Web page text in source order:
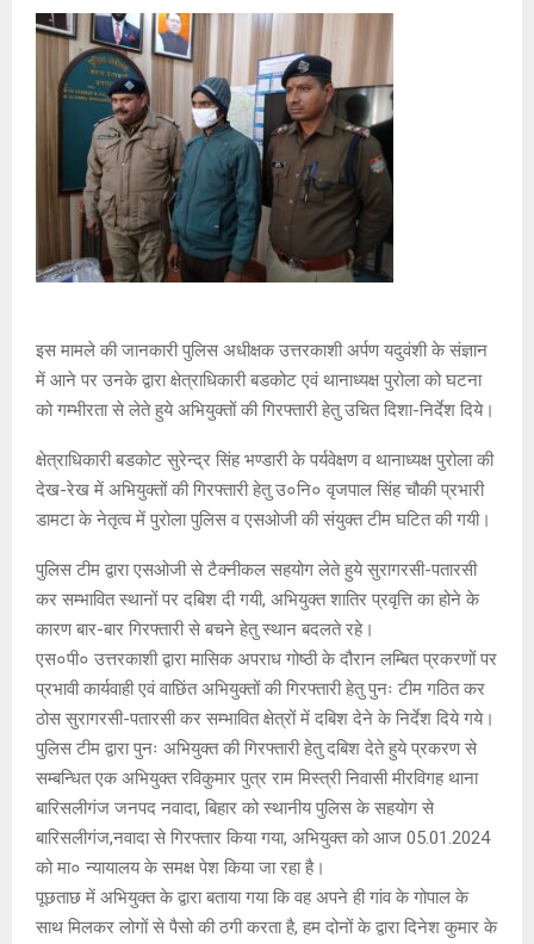
इस मामले की जानकारी पुलिस अधीक्षक उत्तरकाशी अर्पण यदुवंशी के संज्ञान
में आने पर उनके द्वारा क्षेत्राधिकारी बडकोट एवं थानाध्यक्ष पुरोला को घटना
को गम्भीरता से लेते हुये अभियुक्तों की गिरफ्तारी हेतु उचित दिशा-निर्देश दिये।
क्षेत्राधिकारी बडकोट सुरेन्द्र सिंह भण्डारी के पर्यवेक्षण व थानाध्यक्ष पुरोला की
देख-रेख में अभियुक्तों की गिरफ्तारी हेतु उ०नि० वृजपाल सिंह चौकी प्रभारी
डामटा के नेतृत्व में पुरोला पुलिस व एसओजी की संयुक्त टीम घटित की गयी।
पुलिस टीम द्वारा एसओजी से टैक्नीकल सहयोग लेते हुये सुरागरसी-पतारसी
कर सम्भावित स्थानों पर दबिश दी गयी, अभियुक्त शातिर प्रवृत्ति का होने के
कारण बार-बार गिरफ्तारी से बचने हेतु स्थान बदलते रहे।
एस०पी० उत्तरकाशी द्वारा मासिक अपराध गोष्ठी के दौरान लम्बित प्रकरणों पर
प्रभावी कार्यवाही एवं वाछिंत अभियुक्तों की गिरफ्तारी हेतु पुनः टीम गठित कर
ठोस सुरागरसी-पतारसी कर सम्भावित क्षेत्रों में दबिश देने के निर्देश दिये गये।
पुलिस टीम द्वारा पुनः अभियुक्त की गिरफ्तारी हेतु दबिश देते हुये प्रकरण से
सम्बन्धित एक अभियुक्त रविकुमार पुत्र राम मिस्त्री निवासी मीरविगह थाना
बारिसलीगंज जनपद नवादा, बिहार को स्थानीय पुलिस के सहयोग से
बारिसलीगंज,नवादा से गिरफ्तार किया गया, अभियुक्त को आज 05.01.2024
को मा० न्यायालय के समक्ष पेश किया जा रहा है।
पूछताछ में अभियुक्त के द्वारा बताया गया कि वह अपने ही गांव के गोपाल के
साथ मिलकर लोगों से पैसो की ठगी करता है, हम दोनों के द्वारा दिनेश कुमार के